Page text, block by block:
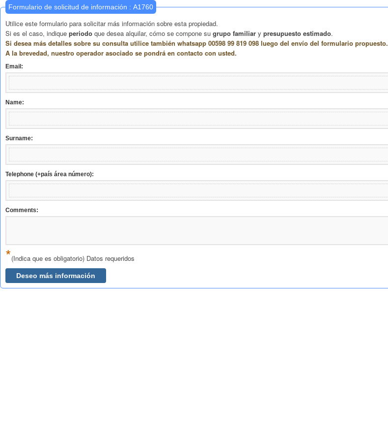
Formulario de solicitud de información : A1760
Utilice este formulario para solicitar más información sobre esta propiedad.
Si es el caso, indique periodo que desea alquilar, cómo se compone su grupo familiar y presupuesto estimado.
Si desea más detalles sobre su consulta utilice también whatsapp 00598 99 819 098 luego del envío del formulario propuesto.
A la brevedad, nuestro operador asociado se pondrá en contacto con usted.
Email:
Name:
Surname:
Telephone (+país área número):
Comments:
*(Indica que es obligatorio) Datos requeridos